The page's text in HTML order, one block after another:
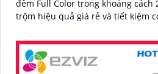
đêm Full Color trong khoảng cách 20m. Camera
trộm hiệu quả giá rẻ và tiết kiệm